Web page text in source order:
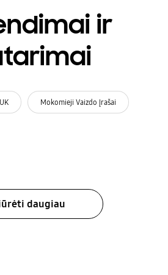
ir
Mokomieji Vaizdo Įrašai
daugiau